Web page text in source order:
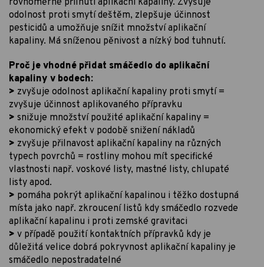
odolnost proti smytí deštěm, zlepšuje účinnost
pesticidů a umožňuje snížit množství aplikační
kapaliny. Má sníženou pěnivost a nízký bod tuhnutí.
Proč je vhodné přidat smáčedlo do aplikační
kapaliny v bodech:
> zvyšuje odolnost aplikační kapaliny proti smytí =
zvyšuje účinnost aplikovaného přípravku
> snižuje množství použité aplikační kapaliny =
ekonomický efekt v podobě snižení nákladů
> zvyšuje přilnavost aplikační kapaliny na různých
typech povrchů = rostliny mohou mít specifické
vlastnosti např. voskové listy, mastné listy, chlupaté
listy apod.
> pomáha pokrýt aplikační kapalinou i těžko dostupná
místa jako např. zkroucení listů kdy smáčedlo rozvede
aplikační kapalinu i proti zemské gravitaci
> v případě použití kontaktních přípravků kdy je
důležitá velice dobrá pokryvnost aplikační kapaliny je
smáčedlo nepostradatelné